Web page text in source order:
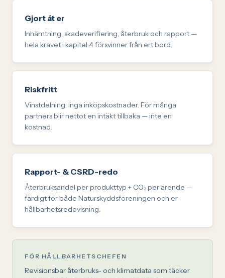
Gjort åt er
Inhämtning, skadeverifiering, återbruk och rapport —
hela kravet i kapitel 4 försvinner från ert bord.
Riskfritt
Vinstdelning, inga inköpskostnader. För många
partners blir nettot en intäkt tillbaka — inte en
kostnad.
Rapport- & CSRD-redo
Återbruksandel per produkttyp + CO₂ per ärende —
färdigt för både Naturskyddsföreningen och er
hållbarhetsredovisning.
FÖR HÅLLBARHETSCHEFEN
Revisionsbar återbruks- och klimatdata som täcker